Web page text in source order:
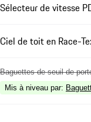
Sélecteur de vitesse
Ciel de toit en Race-
Baguettes de seuil de
Mis à niveau par: